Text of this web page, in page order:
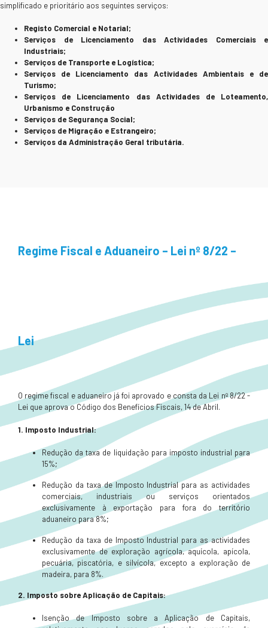
simplificado e prioritário aos seguintes serviços:
Registo Comercial e Notarial;
Serviços de Licenciamento das Actividades Comerciais e
Industriais;
Serviços de Transporte e Logística;
Serviços de Licenciamento das Actividades Ambientais e de
Turismo;
Serviços de Licenciamento das Actividades de Loteamento,
Urbanismo e Construção
Serviços de Segurança Social;
Serviços de Migração e Estrangeiro;
Serviços da Administração Geral tributária.
Regime Fiscal e Aduaneiro – Lei nº 8/22 –
Lei
O regime fiscal e aduaneiro já foi aprovado e consta da Lei nº 8/22 -
Lei que aprova o Código dos Benefícios Fiscais, 14 de Abril.
1. Imposto Industrial:
Redução da taxa de liquidação para imposto industrial para
15%;
Redução da taxa de Imposto Industrial para as actividades
comerciais, industriais ou serviços orientados
exclusivamente à exportação para fora do território
aduaneiro para 8%;
Redução da taxa de Imposto Industrial para as actividades
exclusivamente de exploração agrícola, aquícola, apícola,
pecuária, piscatória, e silvícola, excepto a exploração de
madeira, para 8%.
2. Imposto sobre Aplicação de Capitais:
Isenção de Imposto sobre a Aplicação de Capitais,